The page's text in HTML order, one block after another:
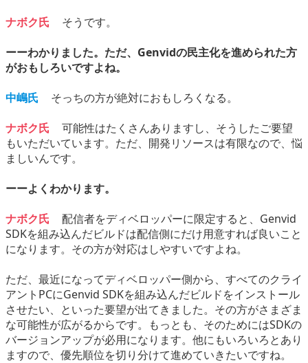
ナボク氏
そうです。
ーーわかりました。ただ、Genvidの民主化を進められた方
がおもしろいですよね。
中嶋氏
そっちの方が絶対におもしろくなる。
ナボク氏
可能性はたくさんありますし、そうしたご要望
もいただいています。ただ、開発リソースは有限なので、悩
ましいんです。
ーーよくわかります。
ナボク氏
配信者をディベロッパーに限定すると、Genvid
SDKを組み込んだビルドは配信側にだけ用意すれば良いこと
になります。その方が対応はしやすいですよね。
ただ、最近になってディベロッパー側から、すべてのクライ
アントPCにGenvid SDKを組み込んだビルドをインストール
させたい、といった要望が出てきました。その方がさまざま
な可能性が広がるからです。もっとも、そのためにはSDKの
バージョンアップが必用になります。他にもいろいろとあり
ますので、優先順位を切り分けて進めていきたいですね。